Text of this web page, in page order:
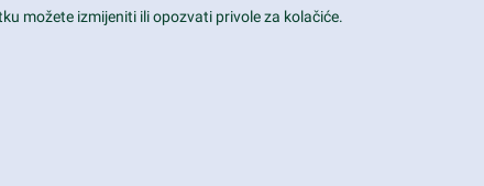
Daily: 9:00 am - 6:00 pm
možete izmijeniti ili opozvati privole za kolačiće.